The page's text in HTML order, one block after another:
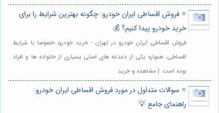
⭐️ فروش اقساطی ایران خودرو: چگونه بهترین شرایط را برای
خرید خودرو پیدا کنیم؟ 💰
فروش اقساطی ایران خودرو در تهران - خرید خودرو، خصوصا با شرایط
اقساطی، همواره یکی از دغدغه های اصلی بسیاری از خانواده ها و افراد
بوده است. | مشاهده و خرید
⭐️ سوالات متداول در مورد فروش اقساطی ایران خودرو:
راهنمای جامع 💡